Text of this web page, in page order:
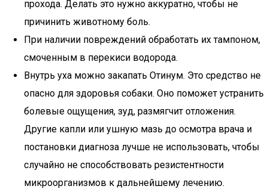
прохода. Делать это нужно аккуратно, чтобы не
причинить животному боль.
При наличии повреждений обработать их тампоном,
смоченным в перекиси водорода.
Внутрь уха можно закапать Отинум. Это средство не
опасно для здоровья собаки. Оно поможет устранить
болевые ощущения, зуд, размягчит отложения.
Другие капли или ушную мазь до осмотра врача и
постановки диагноза лучше не использовать, чтобы
случайно не способствовать резистентности
микроорганизмов к дальнейшему лечению.